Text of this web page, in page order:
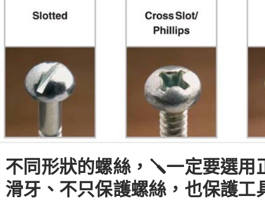
不同形狀的螺絲，🪛一定要選
滑牙、不只保護螺絲，也保護工